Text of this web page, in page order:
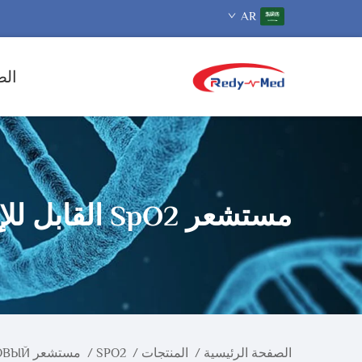
AR
مستشعر SpO2 القابل للإستخدام مرة واحدة
الصفحة الرئيسية / المنتجات /
SPO2
/ مستشعر SPO2 ОДНОРАЗОВЫЙ